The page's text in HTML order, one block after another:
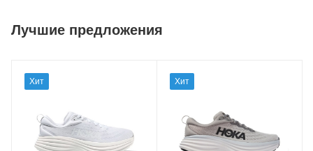
Лучшие предложения
Хит Хит